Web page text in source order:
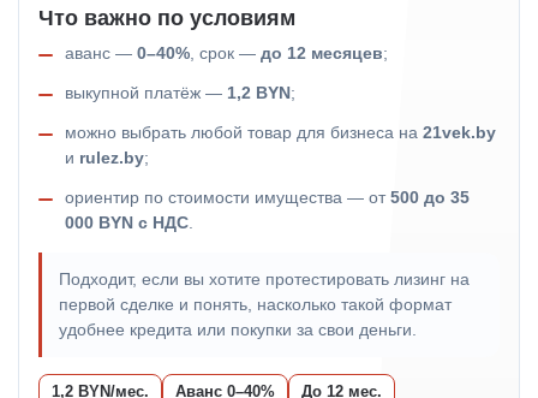
Что важно по условиям
аванс — 0–40% , срок — до 12 месяцев;
выкупной платёж — 1,2 BYN;
можно выбрать любой товар для бизнеса на 21vek.by
и rulez.by;
ориентир по стоимости имущества — от500 до 35
000 BYN с НДС
Подходит, если вы хотите протестировать лизинг на
первой сделке и понять, насколько такой формат
удобнее кредита или покупки за свои деньги.
1,2 BYN/мес. Аванс 0–40%
До 12 мес.